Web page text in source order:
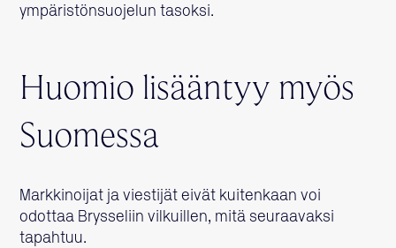
ympäristönsuojelun tasoksi.
Huomio lisääntyy myös
Suomessa
Markkinoijat ja viestijät eivät kuitenkaan voi
odottaa Brysseliin vilkuillen, mitä seuraavaksi
tapahtuu.